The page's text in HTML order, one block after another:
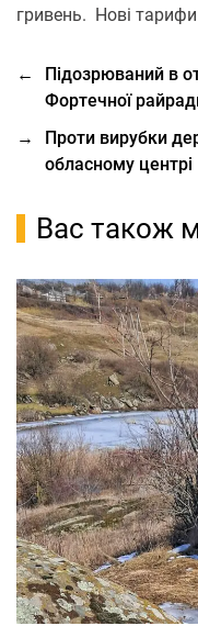
гривень. Нові
←
Підозрюваний в
Фортечної
→
Проти вирубки
обласному центрі
Вас також